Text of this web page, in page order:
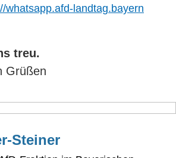
whatsapp.afd-landtag.bayern
treu.
Grüßen
Steiner